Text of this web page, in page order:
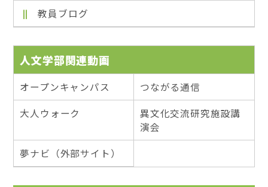
教員ブログ
人文学部関連動画
オープンキャンパス
つながる通信
大人ウォーク
異文化交流研究施設講
演会
夢ナビ（外部サイト）